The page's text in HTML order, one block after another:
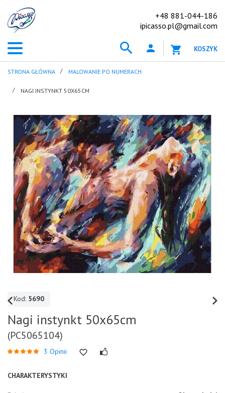
+48 881-044-186
ipicasso.pl@gmail.com
KOSZYK
STRONA GŁÓWNA MALOWANIE PO NUMERACH
NAGI INSTYNKT 50X65CM
Kod: 5690
Nagi instynkt 50x65cm
(PC5065104)
3 Opinii
CHARAKTERYSTYKI